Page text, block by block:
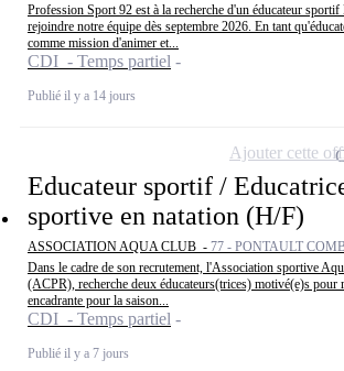
Profession Sport 92 est à la recherche d'un éducateur
rejoindre notre équipe dès septembre 2026. En tant
comme mission d'animer et...
CDI - Temps partiel
Publié il y a 14 jours
Educateur sportif /
sportive en natation (H/F)
ASSOCIATION AQUA CLUB - 77 - PONTAULT
Dans le cadre de son recrutement, l'Association sportive
(ACPR), recherche deux éducateurs(trices) motivé(e)s pour
encadrante pour la saison...
CDI - Temps partiel
Publié il y a 7 jours
Ajouter cette